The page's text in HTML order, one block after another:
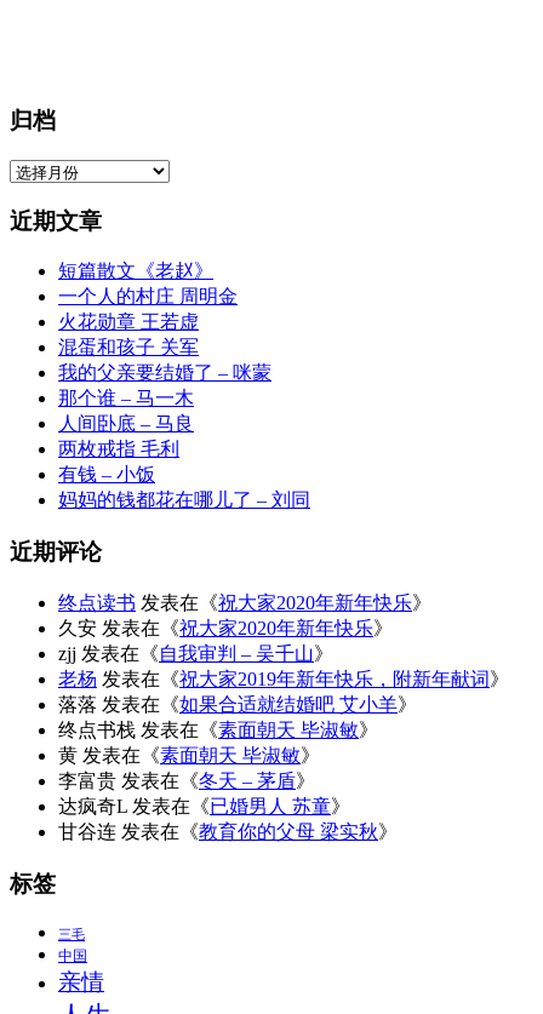
归档
归
近期文章
短篇散文《老赵》
一个人的村庄 周明金
火花勋章 王若虚
混蛋和孩子 关军
我的父亲要结婚了 – 咪蒙
那个谁 – 马一木
人间卧底 – 马良
两枚戒指 毛利
有钱 – 小饭
妈妈的钱都花在哪儿了 – 刘同
近期评论
终点读书 发表在《祝大家2020年新年快乐》
久安 发表在《祝大家2020年新年快乐》
zjj 发表在《自我审判 – 吴千山》
老杨 发表在《祝大家2019年新年快乐，附新年献词》
落落 发表在《如果合适就结婚吧 艾小羊》
终点书栈 发表在《素面朝天 毕淑敏》
黄 发表在《素面朝天 毕淑敏》
李富贵 发表在《冬天 – 茅盾》
达疯奇L 发表在《已婚男人 苏童》
甘谷连 发表在《教育你的父母 梁实秋》
标签
三毛
中国
亲情